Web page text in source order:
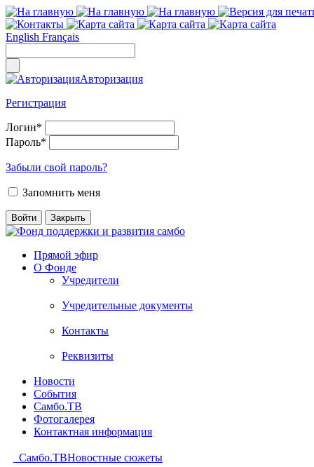
English Français
Авторизация
Регистрация
Логин*
Пароль*
Забыли свой пароль?
Запомнить меня
Прямой эфир
О Фонде
Учредители
Учредительные документы
Контакты
Реквизиты
Новости
События
Самбо.ТВ
Фотогалерея
Контактная информация
Самбо.ТВНовостные сюжеты